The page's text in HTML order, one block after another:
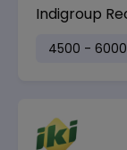
Indigroup
4500 -